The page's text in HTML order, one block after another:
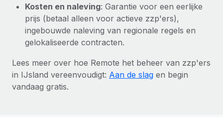
Kosten en naleving: Garantie voor een eerlijke
prijs (betaal alleen voor actieve zzp'ers),
ingebouwde naleving van regionale regels en
gelokaliseerde contracten.
Lees meer over hoe Remote het beheer van zzp'ers
in IJsland vereenvoudigt: Aan de slag en begin
vandaag gratis.